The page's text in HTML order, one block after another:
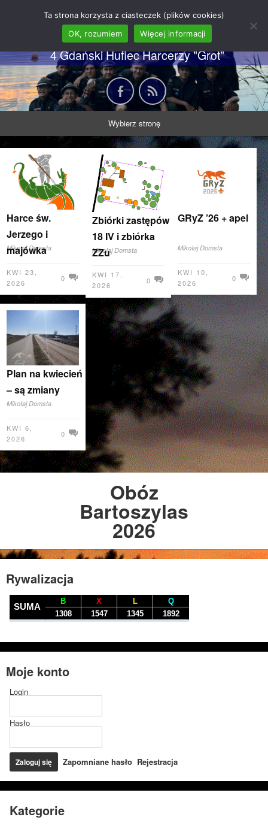
62 GDH "Orkan" im. gen.
Stanisława Sosabowskiego
4 Gdański Hufiec Harcerzy "Grot"
Wybierz stronę
Harce św.
Jerzego i
majówka
Mikołaj Domsta
KWI 23,
2026
0
Zbiórki zastępów
18 IV i zbiórka
ZZu
Mikołaj Domsta
KWI 17,
2026
0
GRyZ ’26 + apel
Mikołaj Domsta
KWI 10,
2026
0
Plan na kwiecień
– są zmiany
Mikołaj Domsta
KWI 6,
2026
0
Obóz
Bartoszylas
2026
Rywalizacja
Moje konto
Login
Hasło
Zapomniane hasło Rejestracja
Kategorie
Ta strona korzysta z ciasteczek (plików cookies)
OK, rozumiem
Więcej informacji